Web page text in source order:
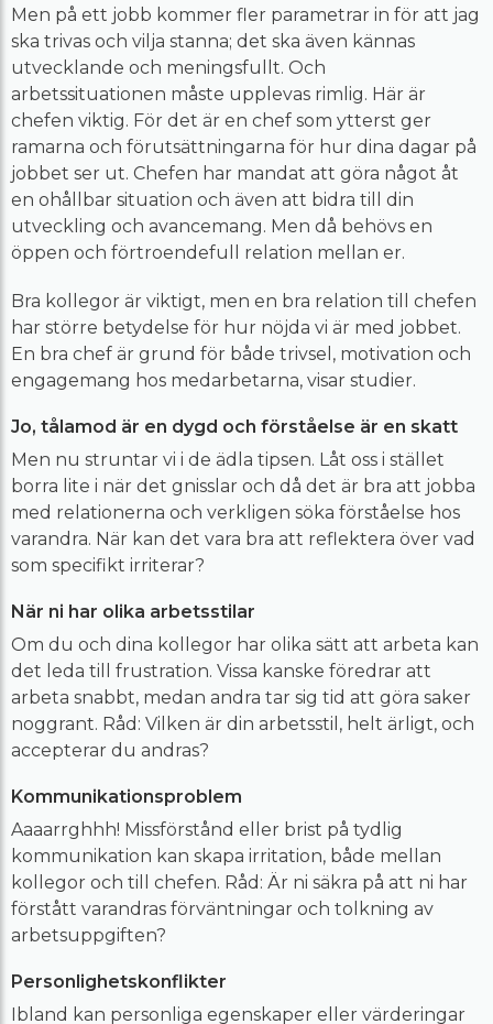
Men på ett jobb kommer fler parametrar in för att jag
ska trivas och vilja stanna; det ska även kännas
utvecklande och meningsfullt. Och
arbetssituationen måste upplevas rimlig. Här är
chefen viktig. För det är en chef som ytterst ger
ramarna och förutsättningarna för hur dina dagar på
jobbet ser ut. Chefen har mandat att göra något åt
en ohållbar situation och även att bidra till din
utveckling och avancemang. Men då behövs en
öppen och förtroendefull relation mellan er.
Bra kollegor är viktigt, men en bra relation till chefen
har större betydelse för hur nöjda vi är med jobbet.
En bra chef är grund för både trivsel, motivation och
engagemang hos medarbetarna, visar studier.
Jo, tålamod är en dygd och förståelse är en skatt
Men nu struntar vi i de ädla tipsen. Låt oss i stället
borra lite i när det gnisslar och då det är bra att jobba
med relationerna och verkligen söka förståelse hos
varandra. När kan det vara bra att reflektera över vad
som specifikt irriterar?
När ni har olika arbetsstilar
Om du och dina kollegor har olika sätt att arbeta kan
det leda till frustration. Vissa kanske föredrar att
arbeta snabbt, medan andra tar sig tid att göra saker
noggrant. Råd: Vilken är din arbetsstil, helt ärligt, och
accepterar du andras?
Kommunikationsproblem
Aaaarrghhh! Missförstånd eller brist på tydlig
kommunikation kan skapa irritation, både mellan
kollegor och till chefen. Råd: Är ni säkra på att ni har
förstått varandras förväntningar och tolkning av
arbetsuppgiften?
Personlighetskonflikter
Ibland kan personliga egenskaper eller värderingar